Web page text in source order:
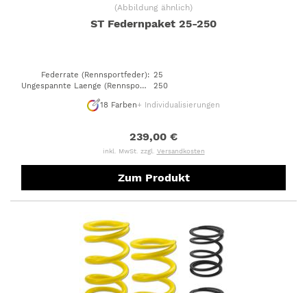
(Abbildung ähnlich)
ST Federnpaket 25-250
Federrate (Rennsportfeder): 25
Ungespannte Laenge (Rennsportfeder)
250
18 Farben+ Individualisierungen
239,00 €
inkl. MwSt. zzgl. Versandkosten
Zum Produkt